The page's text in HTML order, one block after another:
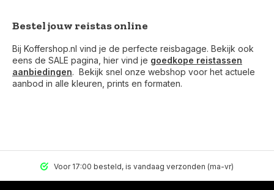
Bestel jouw reistas online
Bij Koffershop.nl vind je de perfecte reisbagage. Bekijk ook
eens de SALE pagina, hier vind je goedkope reistassen
aanbiedingen. Bekijk snel onze webshop voor het actuele
aanbod in alle kleuren, prints en formaten.
Voor 17:00 besteld, is vandaag verzonden (ma-vr)